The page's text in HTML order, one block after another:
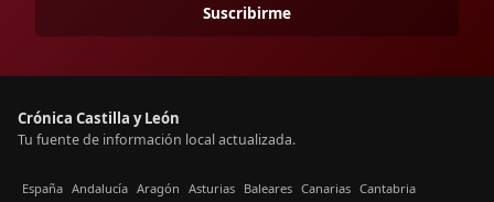
Suscribirme
Crónica Castilla y León
Tu fuente de información local actualizada.
España Andalucía Aragón Asturias Baleares Canarias Cantabria